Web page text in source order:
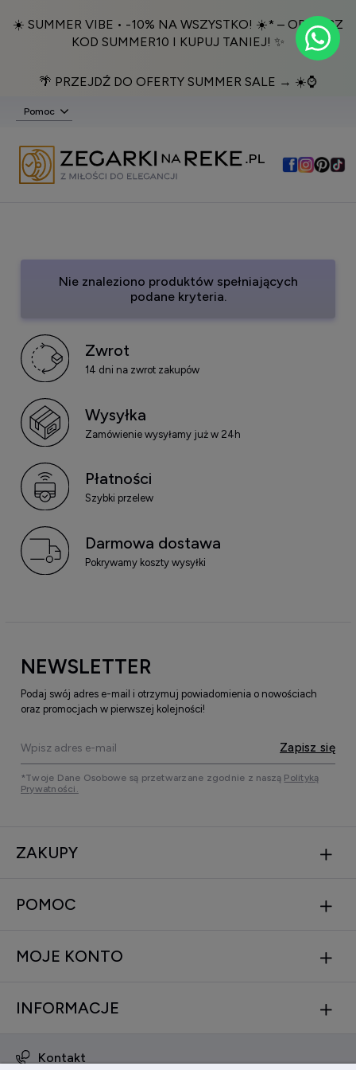
☀️ SUMMER VIBE • -10% NA WSZYSTKO! ☀️* – ODBIERZ
KOD SUMMER10 I KUPUJ TANIEJ! ✨
🌴 PRZEJDŹ DO OFERTY SUMMER SALE → ☀️⌚️
Pomoc
Nie znaleziono produktów spełniających
podane kryteria.
Zwrot
14 dni na zwrot zakupów
Wysyłka
Zamówienie wysyłamy już w 24h
Płatności
Szybki przelew
Darmowa dostawa
Pokrywamy koszty wysyłki
NEWSLETTER
Podaj swój adres e-mail i otrzymuj powiadomienia o nowościach
oraz promocjach w pierwszej kolejności!
Zapisz się
*Twoje Dane Osobowe są przetwarzane zgodnie z naszą Polityką
Prywatności.
ZAKUPY
POMOC
MOJE KONTO
INFORMACJE
Kontakt